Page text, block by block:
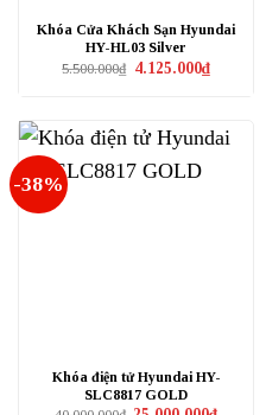
Khóa Cửa Khách Sạn Hyundai
HY-HL03 Silver
5.500.000₫ Giá
4.125.000₫Giá
hiện
-38%
Khóa điện tử Hyundai HY-
SLC8817 GOLD